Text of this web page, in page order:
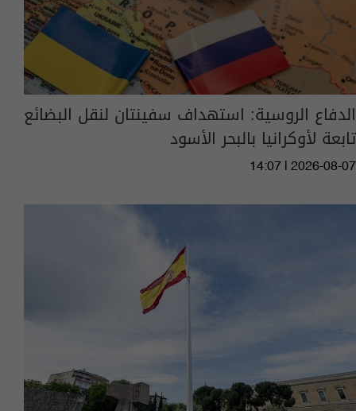
الدفاع الروسية: استهداف سفينتان لنقل البضائع
تابعة لأوكرانيا بالبحر الأسود
14:07 | 2026-08-07